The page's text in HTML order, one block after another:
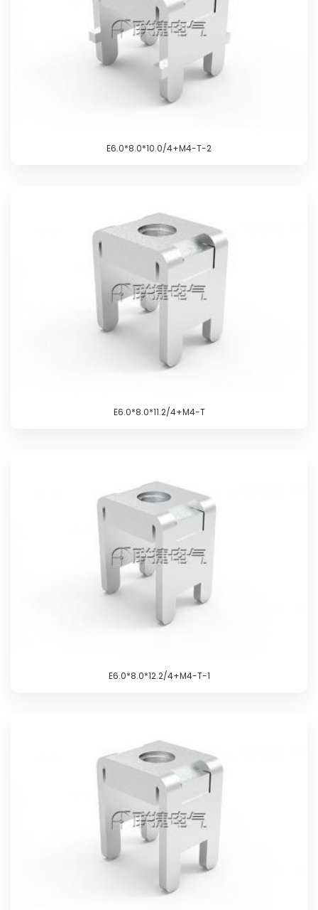
E6.0*8.0*10.0/4+M4-T-2
E6.0*8.0*11.2/4+M4-T
E6.0*8.0*12.2/4+M4-T-1